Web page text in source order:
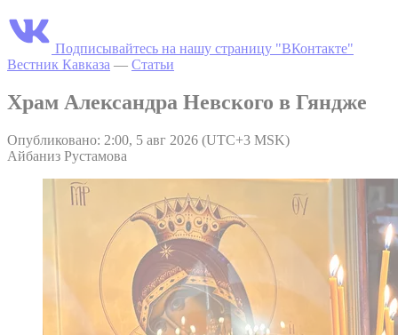
Подписывайтесь на нашу страницу "ВКонтакте"
Вестник Кавказа — Статьи
Храм Александра Невского в Гяндже
Опубликовано: 2:00, 5 авг 2026 (UTC+3 MSK)
Айбаниз Рустамова